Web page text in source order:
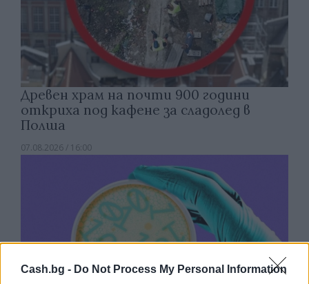
Cash.bg - Do Not Process My Personal Information
Древен храм на почти 900 години
откриха под кафене за сладолед в
Полша
07.08.2026 / 16:00